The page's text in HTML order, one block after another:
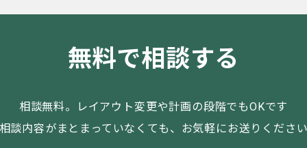
無料で相談する
相談無料。レイアウト変更や計画の段階でもOKです
談内容がまとまっていなくても、お気軽にお送りくださ